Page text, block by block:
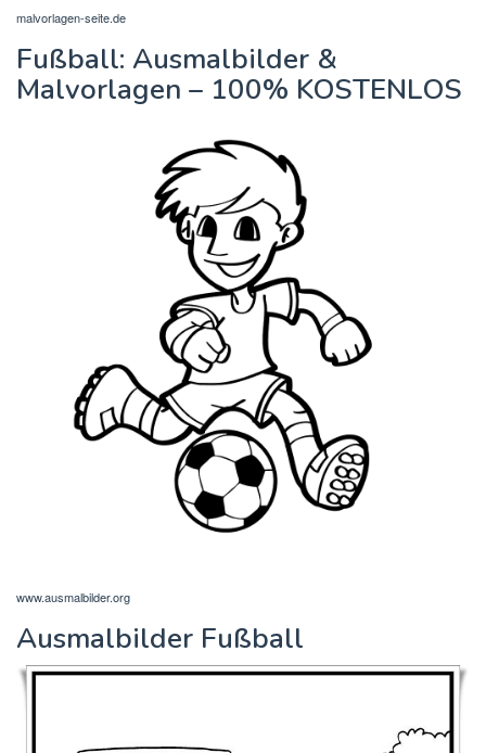
malvorlagen-seite.de
Fußball: Ausmalbilder &
Malvorlagen – 100% KOSTENLOS
www.ausmalbilder.org
Ausmalbilder Fußball